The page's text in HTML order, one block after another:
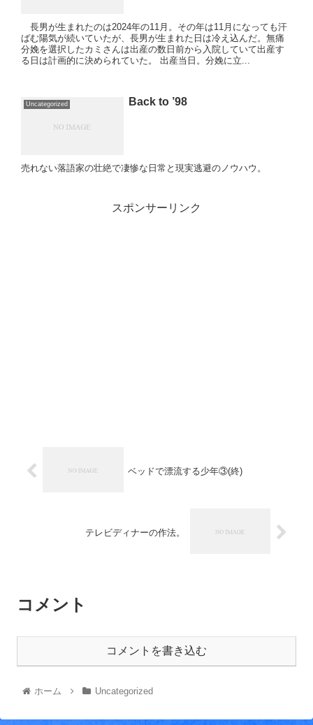
長男が生まれたのは2024年の11月。その年は11月になっても汗
ばむ陽気が続いていたが、長男が生まれた日は冷え込んだ。無痛
分娩を選択したカミさんは出産の数日前から入院していて出産す
る日は計画的に決められていた。 出産当日。分娩に立...
Uncategorized Back to ’98
売れない落語家の壮絶で凄惨な日常と現実逃避のノウハウ。
スポンサーリンク
ベッドで漂流する少年③(終)
テレビディナーの作法。
コメント
コメントを書き込む
ホーム Uncategorized